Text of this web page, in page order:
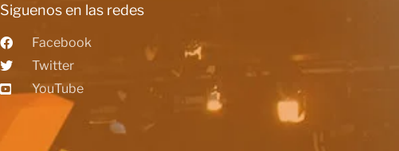
Siguenos en las redes
Facebook
Twitter
YouTube